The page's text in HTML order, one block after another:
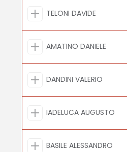
TELONI DAVIDE
AMATINO DANIELE
DANDINI VALERIO
IADELUCA AUGUSTO
BASILE ALESSANDRO